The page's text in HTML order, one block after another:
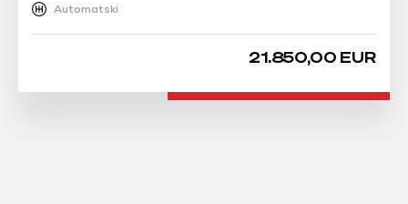
Automatski
21.850,00 EUR